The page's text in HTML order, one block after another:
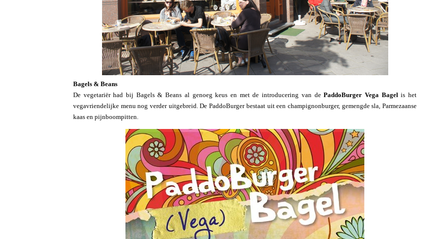
Bagels & Beans
De vegetariër had bij Bagels & Beans al genoeg keus en met de introducering van dePaddoBurger Vega Bagel is het
vegavriendelijke menu nog verder uitgebreid. De PaddoBurger bestaat uit een champignonburger, gemengde sla, Parmezaanse
kaas en pijnboompitten.